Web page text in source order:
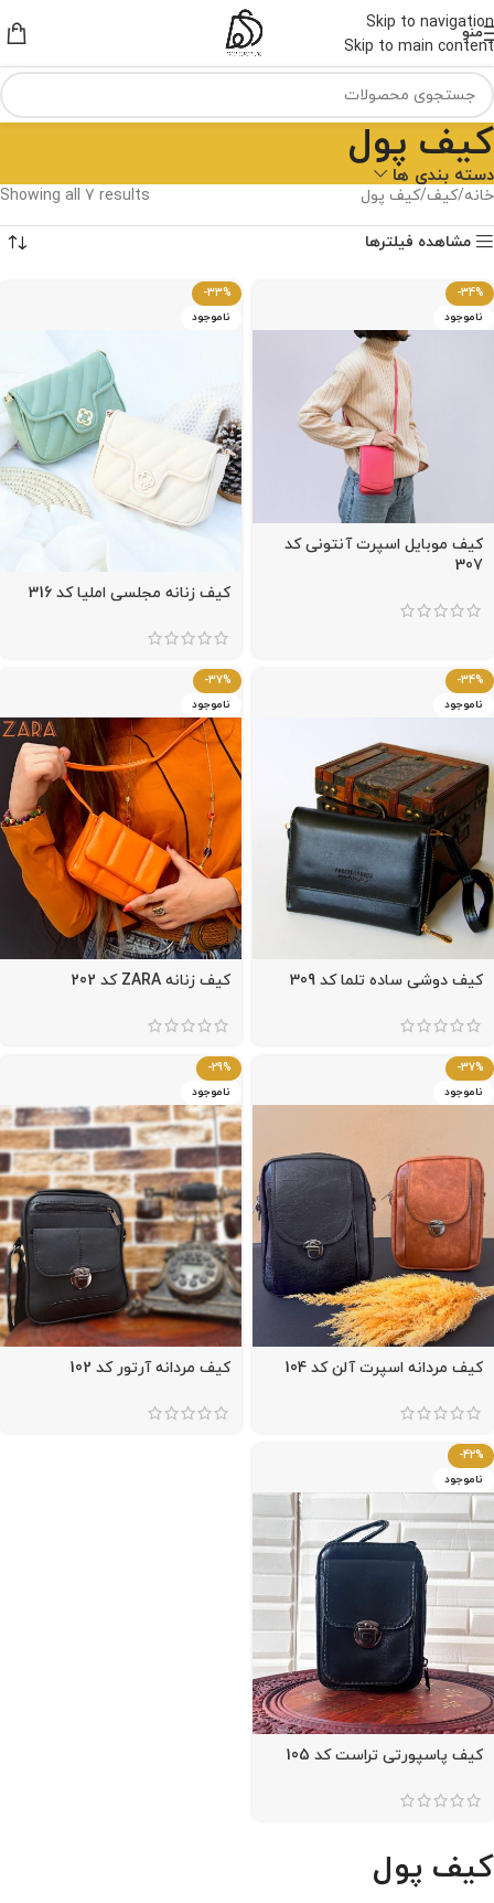
Skip to navigation
Skip to main content
منو
کیف پول
دسته بندی ها
خانه کیف کیف پول Showing all 7 results
مشاهده فیلترها
-34%
ناموجود
کیف موبایل اسپرت آنتونی کد
307
-33%
ناموجود
کیف زنانه مجلسی املیا کد 316
-34%
ناموجود
کیف دوشی ساده تلما کد 309
-37%
ناموجود
کیف زنانه ZARA کد 202
-37%
ناموجود
کیف مردانه اسپرت آلن کد 104
-29%
ناموجود
کیف مردانه آرتور کد 102
-42%
ناموجود
کیف پاسپورتی تراست کد 105
کیف پول